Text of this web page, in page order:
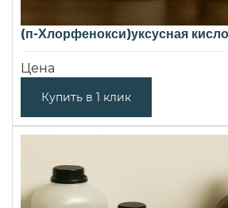
(п-Хлорфенокси)уксусная
Цена
Купить в 1 клик